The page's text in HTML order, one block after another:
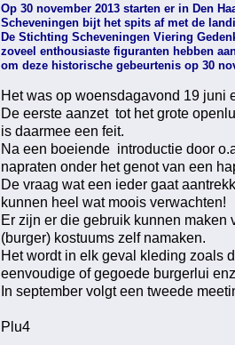
Op 30 november 2013 starten er in Den
Scheveningen bijt het spits af met de
De Stichting Scheveningen Viering
zoveel enthousiaste figuranten hebben
om deze historische gebeurtenis op 30
Het was op woensdagavond 19 juni
De eerste aanzet tot het grote
is daarmee een feit.
Na een boeiende introductie door
napraten onder het genot van een
De vraag wat een ieder gaat
kunnen heel wat moois verwachten!
Er zijn er die gebruik kunnen
(burger) kostuums zelf namaken.
Het wordt in elk geval kleding zoals
eenvoudige of gegoede burgerlui
In september volgt een tweede
Plu4